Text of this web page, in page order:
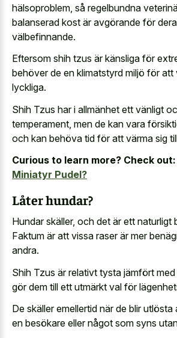
hälsoproblem, så regelbundna
balanserad kost är avgörande för
välbefinnande.
Eftersom shih tzus är känsliga för
behöver de en klimatstyrd miljö för
lyckliga.
Shih Tzus har i allmänhet ett vänligt
temperament, men de kan vara
och kan behöva tid för att värma sig
Curious to learn more? Check out:
Miniatyr Pudel?
Låter hundar?
Hundar skäller, och det är ett naturligt
Faktum är att vissa raser är mer
andra.
Shih Tzus är relativt tysta jämfört
gör dem till ett utmärkt val för
De skäller emellertid när de blir
en besökare eller något som syns